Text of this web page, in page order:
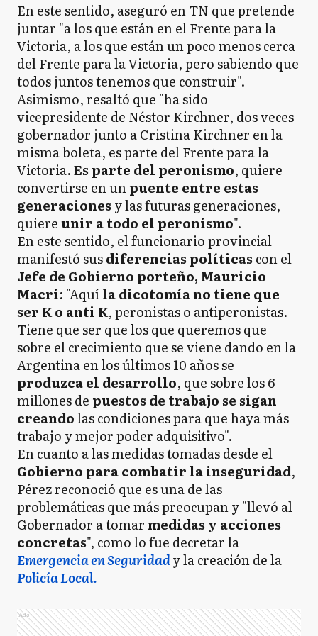
En este sentido, aseguró en TN que pretende
juntar "a los que están en el Frente para la
Victoria, a los que están un poco menos cerca
del Frente para la Victoria, pero sabiendo que
todos juntos tenemos que construir".
Asimismo, resaltó que "ha sido
vicepresidente de Néstor Kirchner, dos veces
gobernador junto a Cristina Kirchner en la
misma boleta, es parte del Frente para la
Victoria.Es parte del peronismo, quiere
convertirse en unpuente entre estas
generaciones y las futuras generaciones,
quiereunir a todo el peronismo".
En este sentido, el funcionario provincial
manifestó susdiferencias políticas con el
Jefe de Gobierno porteño, Mauricio
Macri: "Aquíla dicotomía no tiene que
ser K o anti K, peronistas o antiperonistas.
Tiene que ser que los que queremos que
sobre el crecimiento que se viene dando en la
Argentina en los últimos 10 años se
produzca el desarrollo, que sobre los 6
millones de puestos de trabajo se sigan
creandolas condiciones para que haya más
trabajo y mejor poder adquisitivo".
En cuanto a las medidas tomadas desde el
Gobierno para combatir la inseguridad,
Pérez reconoció que es una de las
problemáticas que más preocupan y "llevó al
Gobernador a tomar medidas y acciones
concretas", como lo fue decretar la
Emergencia en Seguridady la creación de la
Policía Local.
Ads